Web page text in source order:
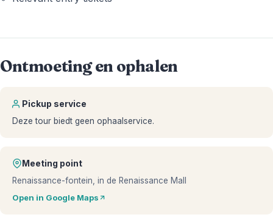
Ontmoeting en ophalen
Pickup service
Deze tour biedt geen ophaalservice.
Meeting point
Renaissance-fontein, in de Renaissance Mall
Open in Google Maps